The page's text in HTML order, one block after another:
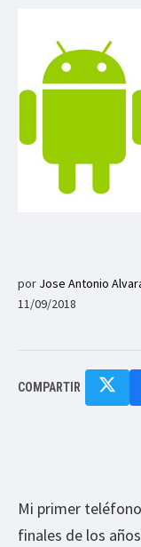
por Jose Antonio
11/09/2018
COMPARTIR
Mi primer
finales de los